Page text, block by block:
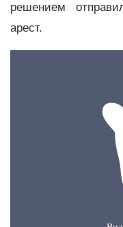
решением
арест.